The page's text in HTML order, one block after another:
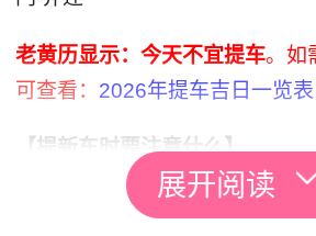
老黄历显示：今天不宜提车。如
可查看： 2026年提车吉日一览表
【提新车时要注意什么】
1、要想更好检查新车状况，通
展开阅读